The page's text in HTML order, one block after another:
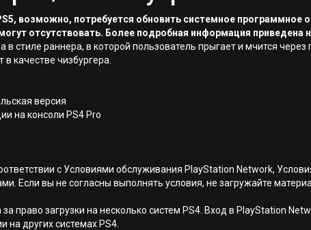
возможно, потребуется обновить системное программное
отсутствовать. Более подробная информация приведена
в стиле раннера, в которой пользователь прыгает и мчится
качестве чизбургера.
версия
на консоли PS4 Pro
с Условиями обслуживания PlayStation Network,
Если вы не согласны выполнять условия, не загружайте
право загрузки на несколько систем PS4. Вход в PlayStation
на других системах PS4.